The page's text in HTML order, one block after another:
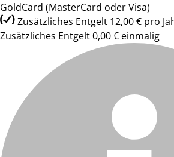
GoldCard (MasterCard oder Visa)
Zusätzliches Entgelt 12,00 € pro
Zusätzliches Entgelt 0,00 € einmalig